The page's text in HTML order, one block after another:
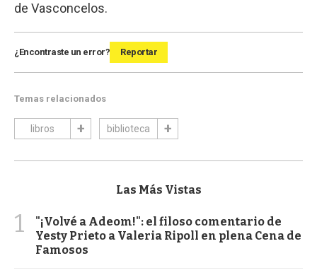
de Vasconcelos.
¿Encontraste un error? Reportar
Temas relacionados
libros biblioteca
Las Más Vistas
1
"¡Volvé a Adeom!": el filoso comentario de
Yesty Prieto a Valeria Ripoll en plena Cena de
Famosos